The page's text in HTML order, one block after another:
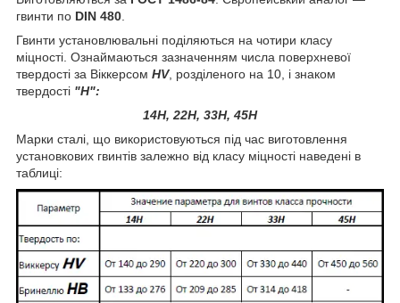
гвинти по DIN 480.
Гвинти установлювальні поділяються на чотири класу
міцності. Ознаймаються зазначенням числа поверхневої
твердості за Віккерсом HV, розділеного на 10, і знаком
твердості "Н":
14Н, 22Н, 33Н, 45Н
Марки сталі, що використовуються під час виготовлення
установкових гвинтів залежно від класу міцності наведені в
таблиці: